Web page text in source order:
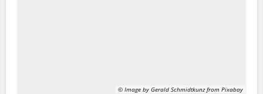
© Image by Gerald Schmidtkunz from Pixabay